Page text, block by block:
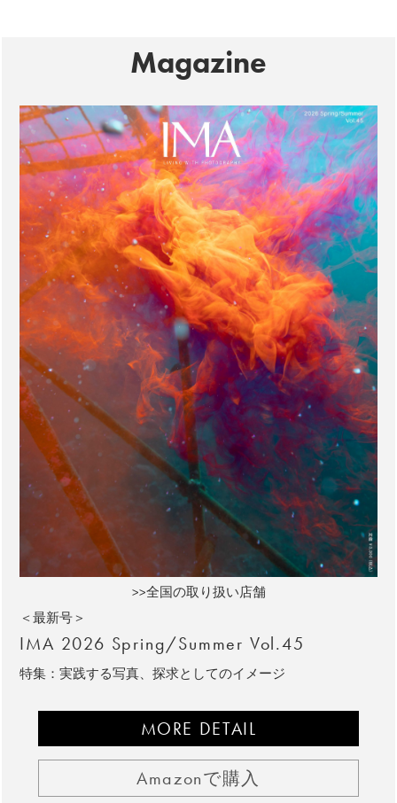
Magazine
>>全国の取り扱い店舗
＜最新号＞
IMA 2026 Spring/Summer Vol.45
特集：実践する写真、探求としてのイメージ
MORE DETAIL
Amazonで購入